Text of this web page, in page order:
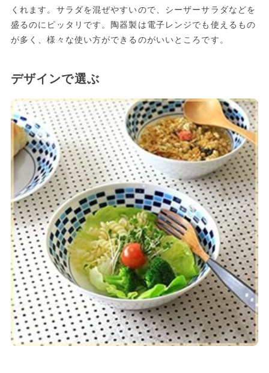
くれます。サラダを混ぜやすいので、シーザーサラダなどを
盛るのにピッタリです。陶器製は電子レンジでも使えるもの
が多く、様々な使い方ができるのがいいところです。
デザインで選ぶ